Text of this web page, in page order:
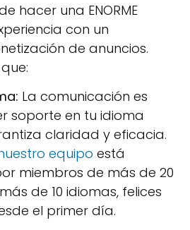
hacer una ENORME
con un
de anuncios.
La comunicación es
soporte en tu idioma
claridad y eficacia.
equipo está
miembros de más de 20
de 10 idiomas, felices
el primer día.